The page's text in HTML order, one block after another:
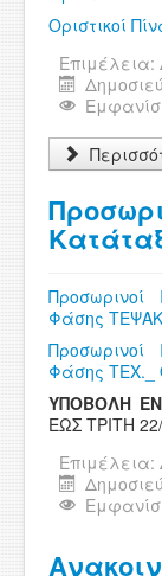
Οριστικοί
Επιμέλεια:
Φάσης ΤΕΨΑΚ
Φάσης
ΥΠΟΒΟΛΗ
ΕΩΣ ΤΡΙΤΗ
Επιμέλεια: